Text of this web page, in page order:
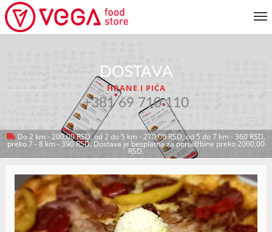
KORISNIČKI SERVISDOSTAVA
HRANE I PIĆA
+381 69 710 110
Do 2 km - 200,00 RSD, od 2 do 5 km - 270,00 RSD, od 5 do 7 km - 360 RSD,
preko 7 - 8 km - 390 RSD. Dostava je besplatna za porudžbine preko 2000,00
RSD.
VRATI SE NA JELOVNIK